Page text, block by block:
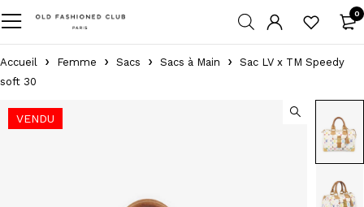
0
Accueil Femme Sacs Sacs à Main
Sac LV x TM Speedy
soft 30
VENDU